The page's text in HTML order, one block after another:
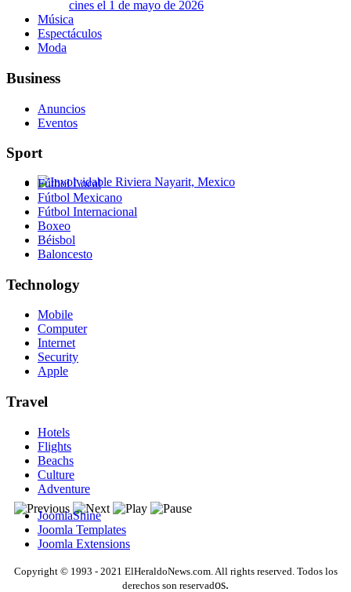
Involvidable Riviera Nayarit, Mexico
cines el 1 de mayo de 2026
Música
Espectáculos
Moda
Business
Anuncios
Eventos
Sport
Fútbol Local
Fútbol Mexicano
Fútbol Internacional
Boxeo
Béisbol
Baloncesto
Technology
Mobile
Computer
Internet
Security
Apple
Travel
Hotels
Flights
Beachs
Culture
Adventure
JoomlaShine
Joomla Templates
Joomla Extensions
Copyright © 1993 - 2021 ElHeraldoNews.com. All rights reserved. Todos los
derechos son reservados.